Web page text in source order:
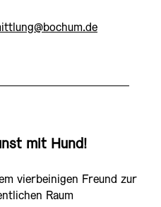
mit Hund!
vierbeinigen Freund zur
Raum